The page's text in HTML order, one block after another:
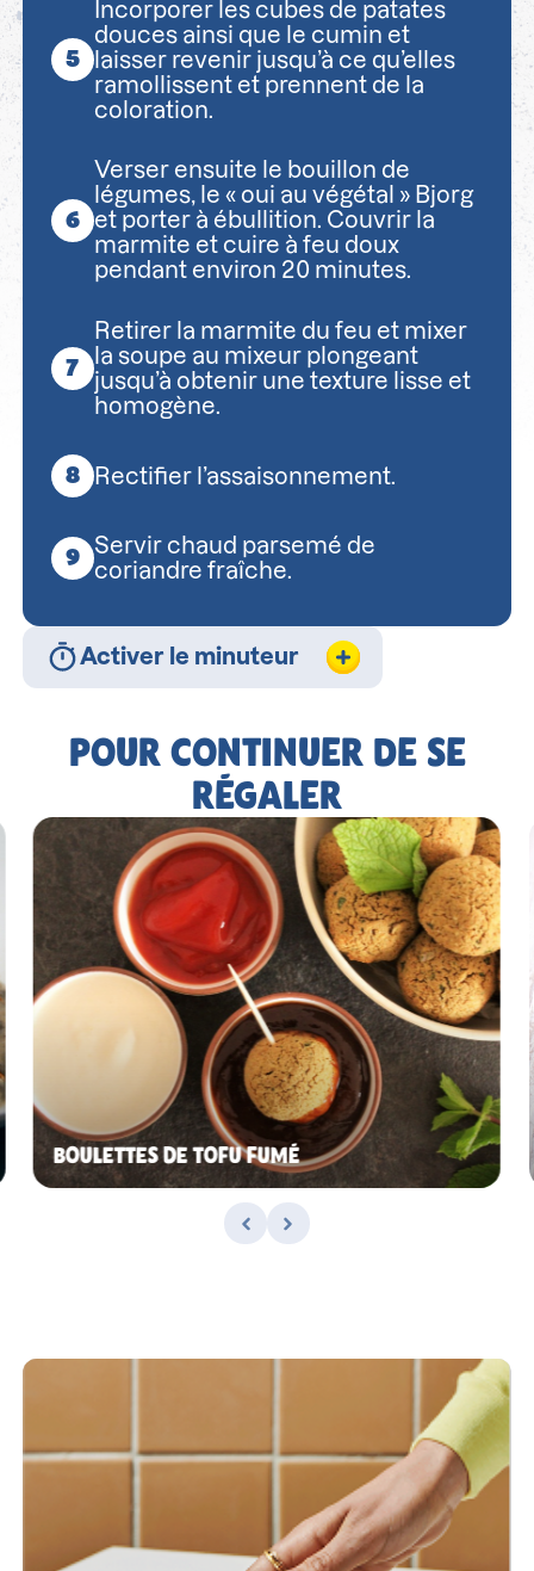
Incorporer les cubes de patates
douces ainsi que le cumin et
laisser revenir jusqu’à ce qu’elles
ramollissent et prennent de la
coloration.
Verser ensuite le bouillon de
légumes, le « oui au végétal » Bjorg
et porter à ébullition. Couvrir la
marmite et cuire à feu doux
pendant environ 20 minutes.
Retirer la marmite du feu et mixer
la soupe au mixeur plongeant
jusqu’à obtenir une texture lisse et
homogène.
Rectifier l’assaisonnement.
Servir chaud parsemé de
coriandre fraîche.
Activer le minuteur
POUR CONTINUER DE SE
RÉGALER
BOULETTES DE TOFU FUMÉ